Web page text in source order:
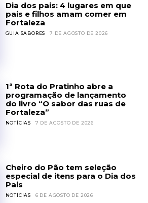
Dia dos pais: 4 lugares em que
pais e filhos amam comer em
Fortaleza
GUIA SABORES 7 DE AGOSTO DE 2026
1ª Rota do Pratinho abre a
programação de lançamento
do livro “O sabor das ruas de
Fortaleza”
NOTÍCIAS 7 DE AGOSTO DE 2026
Cheiro do Pão tem seleção
especial de itens para o Dia dos
Pais
NOTÍCIAS 6 DE AGOSTO DE 2026